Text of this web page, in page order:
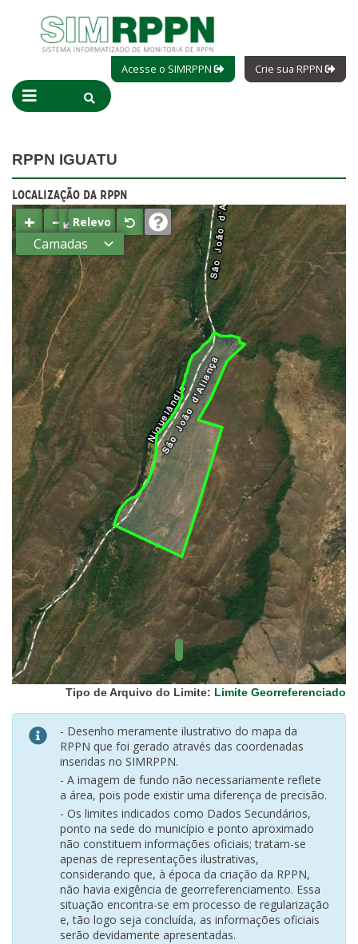
Acesse o SIMRPPN Crie sua RPPN
RPPN IGUATU
LOCALIZAÇÃO DA RPPN
+ −⤢Relevo
Camadas
Estados
Municípios
Terras
indígenas
(FUNAI)
UC Federal
UC Estaduais
UC
Municipais
Hidrografia
1:1.000.000
(ANA)
Biomas
(IBGE)
Vegetação
(IBGE)
Rodovias
(IBGE)
Relevo
(IBGE)
Tipo de Arquivo do Limite: Limite Georreferenciado
- Desenho meramente ilustrativo do mapa da
RPPN que foi gerado através das coordenadas
inseridas no SIMRPPN.
- A imagem de fundo não necessariamente reflete
a área, pois pode existir uma diferença de precisão.
- Os limites indicados como Dados Secundários,
ponto na sede do município e ponto aproximado
não constituem informações oficiais; tratam-se
apenas de representações ilustrativas,
considerando que, à época da criação da RPPN,
não havia exigência de georreferenciamento. Essa
situação encontra-se em processo de regularização
e, tão logo seja concluída, as informações oficiais
serão devidamente apresentadas.